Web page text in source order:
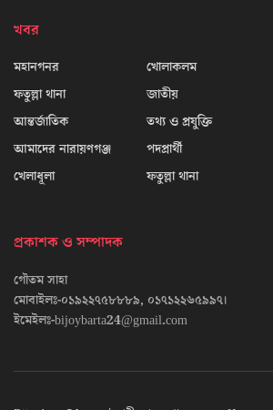
খবর
মহানগনর
ফতুল্লা থানা
আন্তর্জাতিক
আমাদের নারায়ণগঞ্জ
খেলাধূলা
খোলাকলম
জাতীয়
তথ্য ও প্রযুক্তি
পদপ্রার্থী
ফতুল্লা থানা
প্রকাশক ও সম্পাদক
গৌতম সাহা
মোবাইলঃ-০১৯২২৭৫৮৮৮৯, ০১৭১২২৬৫৯৯৭।
ইমেইলঃ-bijoybarta24@gmail.com